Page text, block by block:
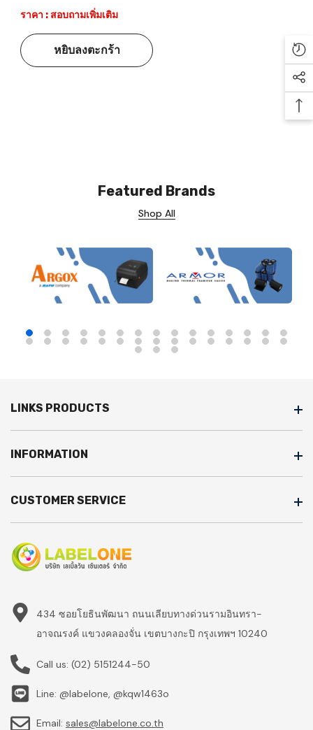
ราคา : สอบถามเพิ่มเติม
หยิบลงตะกร้า
Featured Brands
Shop All
LINKS PRODUCTS
INFORMATION
CUSTOMER SERVICE
434 ซอยโยธินพัฒนา ถนนเลียบทางด่วนรามอินทรา-
อาจณรงค์ แขวงคลองจั่น เขตบางกะปิ กรุงเทพฯ 10240
Call us: (02) 5151244-50
Line: @labelone, @kqw1463o
Email: sales@labelone.co.th